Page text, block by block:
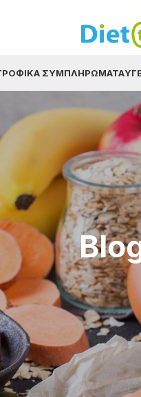
ΣΥΜΠΛΗΡΏΜΑΤΑ